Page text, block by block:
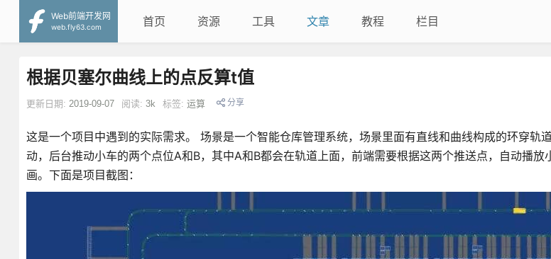
Web前端开发网
web.fly63.com
首页 资源 工具 文章 教程 栏目
根据贝塞尔曲线上的点反算t值
更新日期: 2019-09-07 阅读: 3k 标签: 运算 分享
这是一个项目中遇到的实际需求。 场景是一个智能仓库管理系统，场景里面有直线和曲线构成的环穿轨
动，后台推动小车的两个点位A和B，其中A和B都会在轨道上面，前端需要根据这两个推送点，自动播放
画。下面是项目截图：